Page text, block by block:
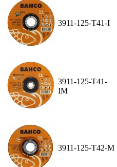
3911-125-T41-I
3911-125-T41-
IM
3911-125-T42-M